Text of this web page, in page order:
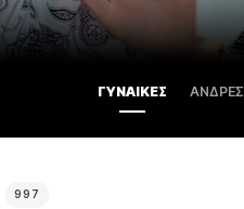
ΓΥΝΑΊΚΕΣ ΆΝΔΡΕΣ
997